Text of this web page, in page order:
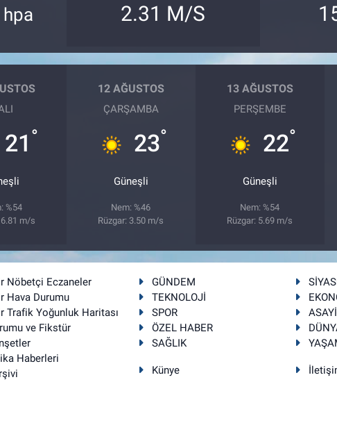
hpa 2.31 M/S
21 °
%54
6.81 m/s
12 AĞUSTOS
ÇARŞAMBA
23°
Güneşli
Nem: %46
Rüzgar: 3.50 m/s
13 AĞUSTOS
PERŞEMBE
22°
Güneşli
Nem: %54
Rüzgar: 5.69 m/s
Nöbetçi Eczaneler
Hava Durumu
Trafik Yoğunluk Haritası
ve Fikstür
Haberleri
GÜNDEM
TEKNOLOJİ
SPOR
ÖZEL HABER
SAĞLIK
Künye